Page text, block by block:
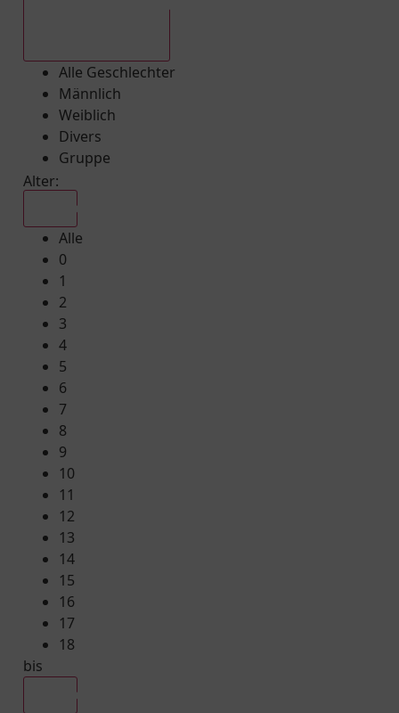
Alle Geschlechter
Männlich
Weiblich
Divers
Gruppe
Alter:
Alle
0
1
2
3
4
5
6
7
8
9
10
11
12
13
14
15
16
17
18
bis